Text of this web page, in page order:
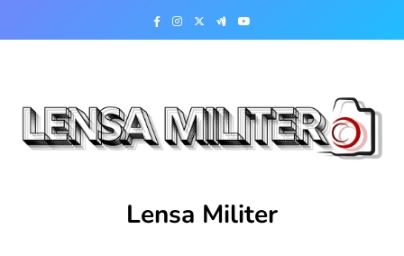
Lensa Militer